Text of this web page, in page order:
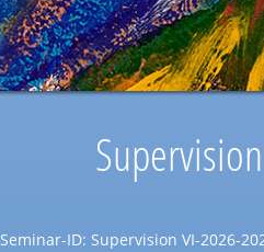
Seminar-ID: Supervision VI-2026-